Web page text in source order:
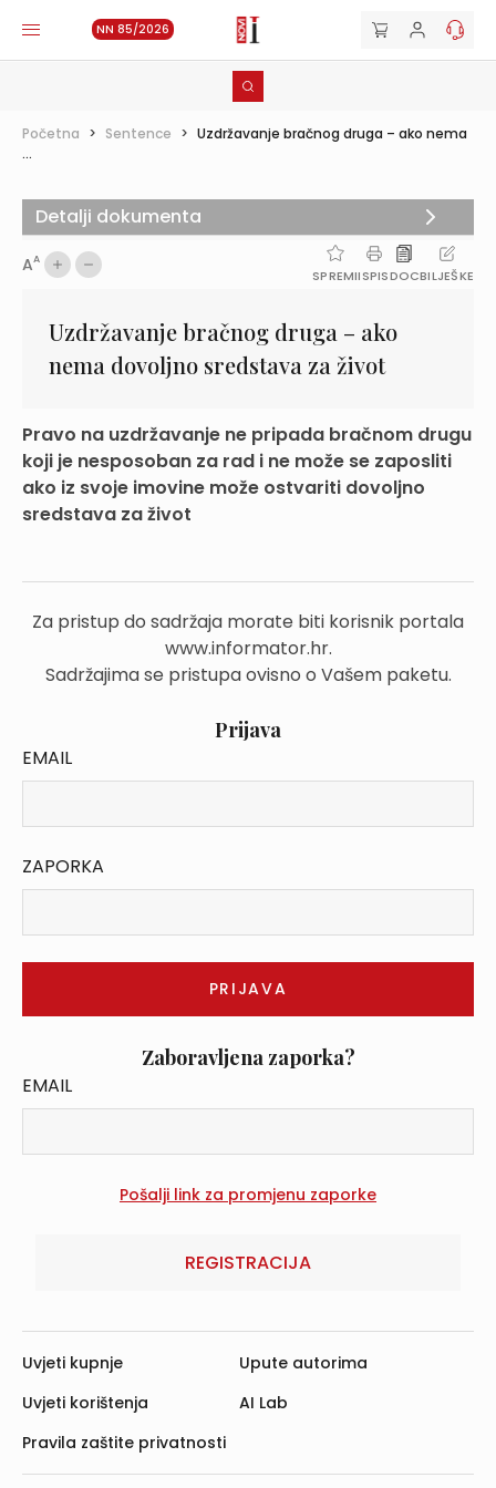
NN 85/2026
Početna > Sentence > Uzdržavanje bračnog druga – ako nema
...
AA
SPREMIISPISDOCBILJEŠKE
Uzdržavanje bračnog druga – ako
nema dovoljno sredstava za život
Pravo na uzdržavanje ne pripada bračnom drugu
koji je nesposoban za rad i ne može se zaposliti
ako iz svoje imovine može ostvariti dovoljno
sredstava za život
Za pristup do sadržaja morate biti korisnik portala
www.informator.hr.
Sadržajima se pristupa ovisno o Vašem paketu.
Prijava
EMAIL
ZAPORKA
Zaboravljena zaporka?
EMAIL
REGISTRACIJA
Detalji dokumenta
Uvjeti kupnje
Uvjeti korištenja
Pravila zaštite privatnosti
Upute autorima
AI Lab